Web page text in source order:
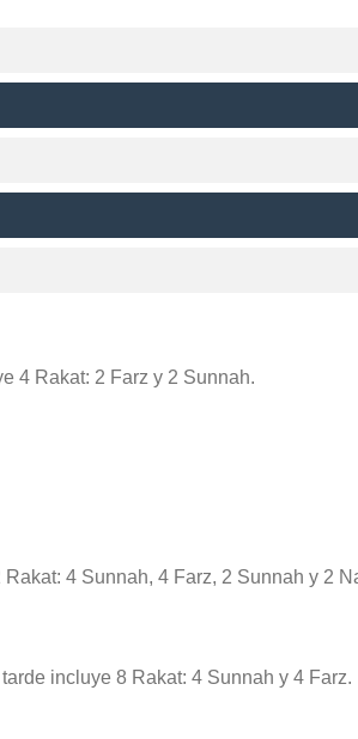
4 Rakat: 2 Farz y 2 Sunnah.
4 Sunnah, 4 Farz, 2 Sunnah y 2
incluye 8 Rakat: 4 Sunnah y 4 Farz.